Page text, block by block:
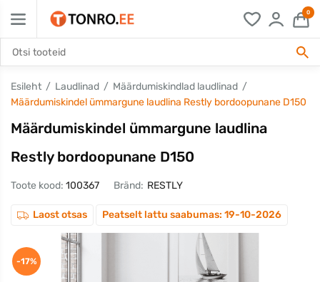
0
Esileht Laudlinad
Määrdumiskindlad laudlinad
Määrdumiskindel ümmargune laudlina Restly bordoopunane D150
Määrdumiskindel ümmargune laudlina
Restly bordoopunane D150
Toote kood: 100367 Bränd: RESTLY
Laost otsas Peatselt lattu saabumas: 19-10-2026
-17%